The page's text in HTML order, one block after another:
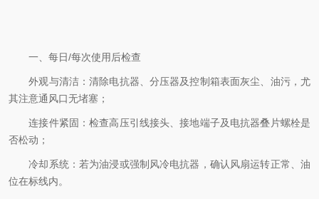
一、每日/每次使用后检查
外观与清洁：清除电抗器、分压器及控制箱表面灰尘、油污，尤
其注意通风口无堵塞；
连接件紧固：检查高压引线接头、接地端子及电抗器叠片螺栓是
否松动；
冷却系统：若为油浸或强制风冷电抗器，确认风扇运转正常、油
位在标线内。